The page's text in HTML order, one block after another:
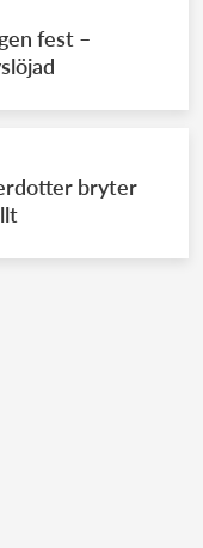
fest –
bryter